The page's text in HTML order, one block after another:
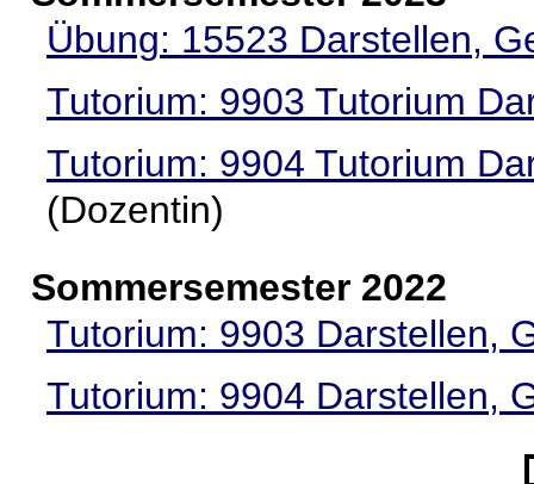
Übung: 15523 Darstellen,
Tutorium: 9903 Tutorium
Tutorium: 9904 Tutorium
(Dozentin)
Sommersemester 2022
Tutorium: 9903 Darstellen,
Tutorium: 9904 Darstellen,